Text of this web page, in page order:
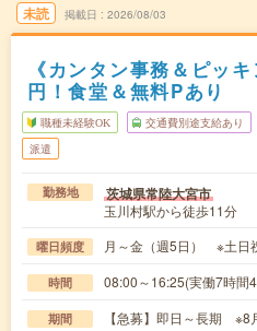
未読 掲載日 2026/08/03
《カンタン事務＆ピッ
円！食堂＆無料Pあり
職種未経験OK 交通費別途支給あり
派遣
勤務地 茨城県常陸大宮市
玉川村駅から徒歩11分
曜日頻度 月～金（週5日） ※土日
時間 08:00～16:25(実働7時
期間 【急募】即日～長期 ※8